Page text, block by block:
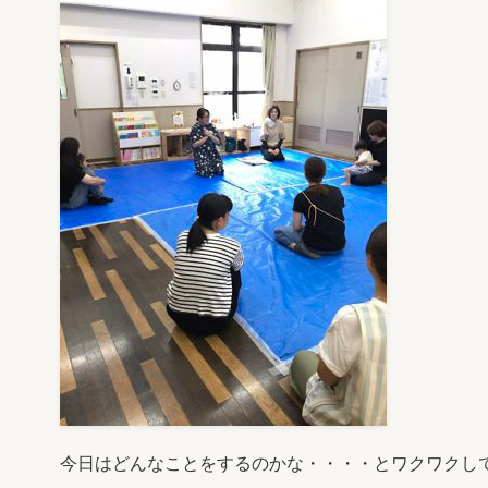
今日はどんなことをするのかな・・・・とワクワクし